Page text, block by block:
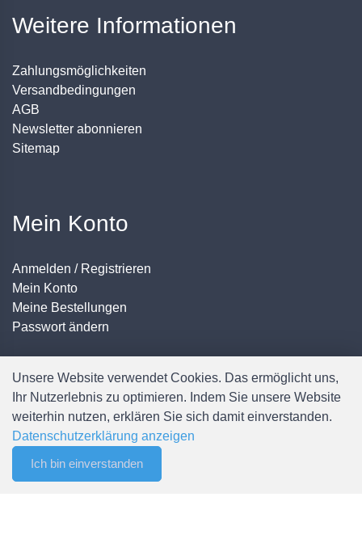
Filter Merkliste
Weitere Informationen
Zahlungsmöglichkeiten
Versandbedingungen
AGB
Newsletter abonnieren
Sitemap
Mein Konto
Anmelden / Registrieren
Mein Konto
Meine Bestellungen
Passwort ändern
© Copyright Spälti AG - Alle Rechte vorbehalten
Unsere Website verwendet Cookies. Das ermöglicht uns,
Ihr Nutzerlebnis zu optimieren. Indem Sie unsere Website
weiterhin nutzen, erklären Sie sich damit einverstanden.
Datenschutzerklärung anzeigen
Ich bin einverstanden